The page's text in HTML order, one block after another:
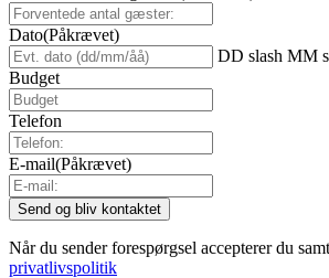
Dato(Påkrævet)
DD slash MM
Budget
Telefon
E-mail(Påkrævet)
Når du sender forespørgsel accepterer du
privatlivspolitik